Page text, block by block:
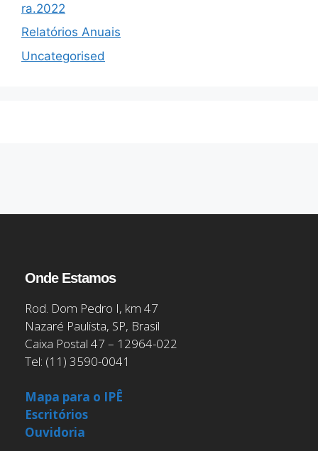
ra.2022
Relatórios Anuais
Uncategorised
Onde Estamos
Rod. Dom Pedro I, km 47
Nazaré Paulista, SP, Brasil
Caixa Postal 47 – 12964-022
Tel: (11) 3590-0041
Mapa para o IPÊ
Escritórios
Ouvidoria